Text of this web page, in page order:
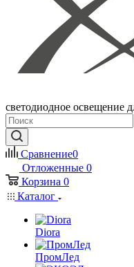
светодиодное
Сравнение0
Отложенные 0
Корзина 0
Каталог
Diora
ПромЛед